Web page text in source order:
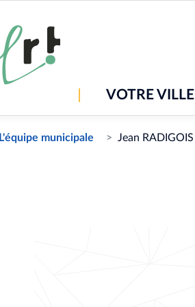
VOTRE VILLE
L'équipe municipale Jean RADIGOIS